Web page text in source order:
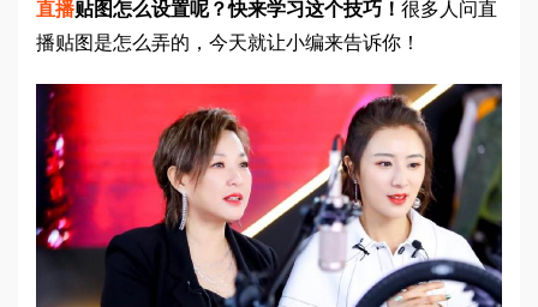
直播贴图怎么设置呢？快来学习这个技巧！ 很多人问直
播贴图是怎么弄的，今天就让小编来告诉你！